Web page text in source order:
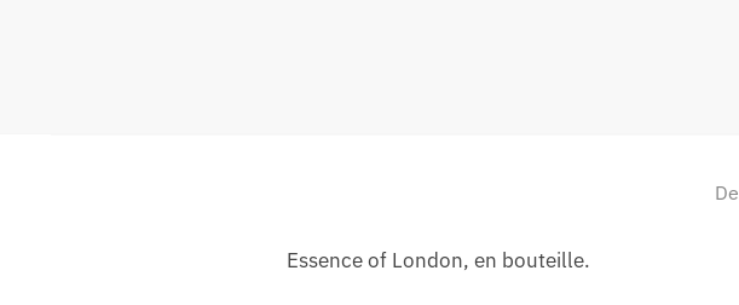
Essence of London, en bouteille.